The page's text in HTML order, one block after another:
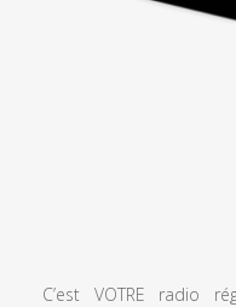
C’est VOTRE radio